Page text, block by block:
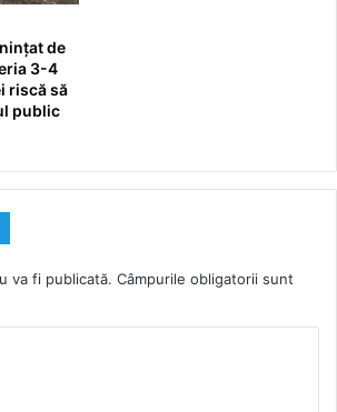
de
3-4
riscă să
public
va fi publicată. Câmpurile obligatorii sunt